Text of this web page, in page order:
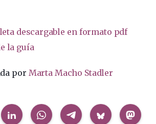
descargable en formato pdf
la guía
por Marta Macho Stadler